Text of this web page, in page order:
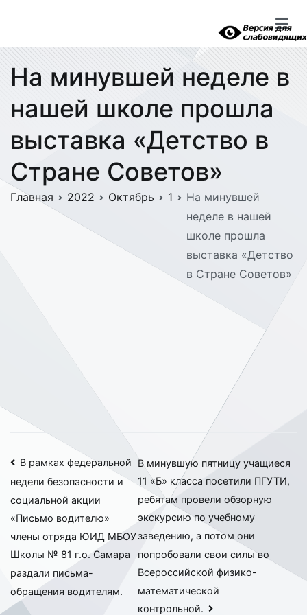
На минувшей неделе в
нашей школе прошла
выставка «Детство в
Стране Советов»
Главная 2022 Октябрь 1
На минувшей
неделе в нашей
школе прошла
выставка «Детство
в Стране Советов»
Навигация
по
записям
В рамках федеральной
недели безопасности и
социальной акции
«Письмо водителю»
члены отряда ЮИД МБОУ
Школы № 81 г.о. Самара
раздали письма-
обращения водителям.
В минувшую пятницу учащиеся
11 «Б» класса посетили ПГУТИ,
ребятам провели обзорную
экскурсию по учебному
заведению, а потом они
попробовали свои силы во
Всероссийской физико-
математической
контрольной.